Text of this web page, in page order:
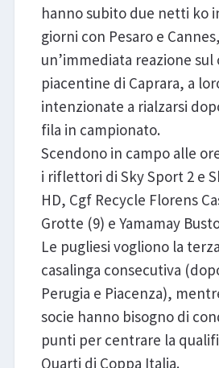
hanno subito due netti ko
giorni con Pesaro e
un’immediata reazione
piacentine di Caprara, a
intenzionate a rialzarsi
fila in campionato.
Scendono in campo alle
i riflettori di Sky Sport 2 e
HD, Cgf Recycle Florens
Grotte (9) e Yamamay
Le pugliesi vogliono la
casalinga consecutiva
Perugia e Piacenza),
socie hanno bisogno di
punti per centrare la
Quarti di Coppa Italia.